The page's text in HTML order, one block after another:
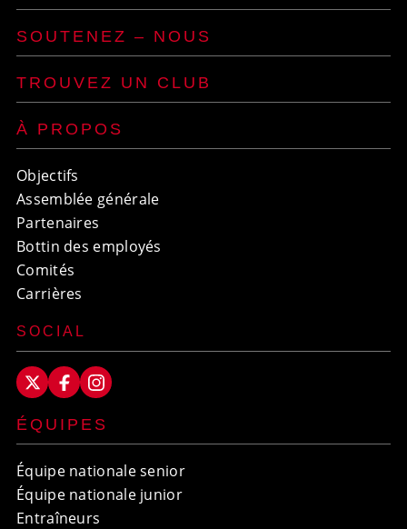
SOUTENEZ – NOUS
TROUVEZ UN CLUB
À PROPOS
Objectifs
Assemblée générale
Partenaires
Bottin des employés
Comités
Carrières
SOCIAL
ÉQUIPES
Équipe nationale senior
Équipe nationale junior
Entraîneurs